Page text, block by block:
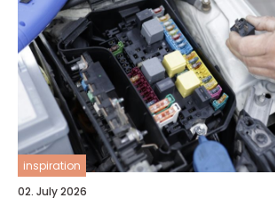
inspiration
02. July 2026